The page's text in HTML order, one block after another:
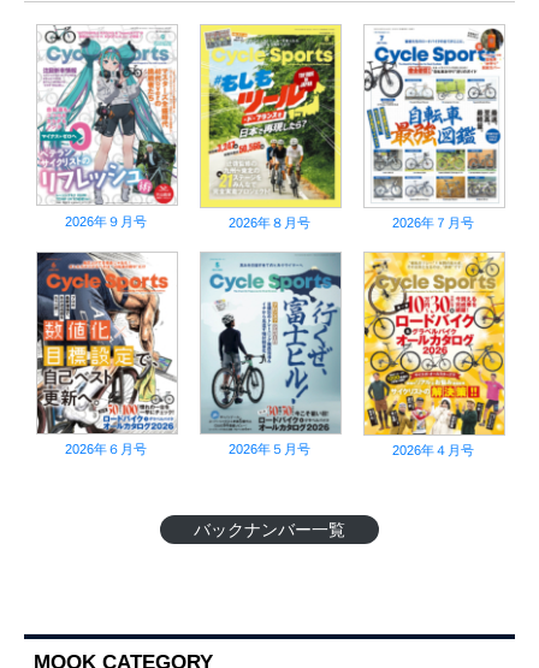
2026年９月号 2026年８月号 2026年７月号
2026年６月号 2026年５月号 2026年４月号
バックナンバー一覧
MOOK CATEGORY